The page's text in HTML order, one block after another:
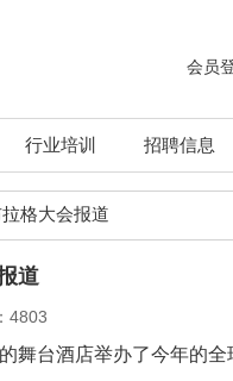
会员
行业培训 招聘信息
格大会报道
道
4803
舞台酒店举办了今年的全